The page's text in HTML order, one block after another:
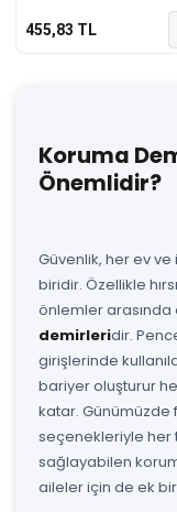
455,83 TL
Koruma
Önemlidir?
Güvenlik, her ev
biridir. Özellikle
önlemler
demirleridir.
girişlerinde
bariyer oluşturur
katar. Günümüzde
seçenekleriyle her
sağlayabilen
aileler için de ek